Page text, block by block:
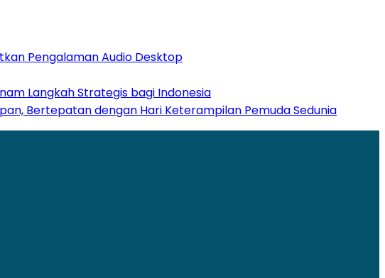
Pengalaman Audio Desktop
Langkah Strategis bagi Indonesia
Bertepatan dengan Hari Keterampilan Pemuda Sedunia